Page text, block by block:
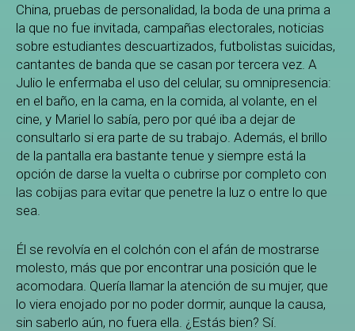
China, pruebas de personalidad, la boda de una prima a
la que no fue invitada, campañas electorales, noticias
sobre estudiantes descuartizados, futbolistas suicidas,
cantantes de banda que se casan por tercera vez. A
Julio le enfermaba el uso del celular, su omnipresencia:
en el baño, en la cama, en la comida, al volante, en el
cine, y Mariel lo sabía, pero por qué iba a dejar de
consultarlo si era parte de su trabajo. Además, el brillo
de la pantalla era bastante tenue y siempre está la
opción de darse la vuelta o cubrirse por completo con
las cobijas para evitar que penetre la luz o entre lo que
sea.
Él se revolvía en el colchón con el afán de mostrarse
molesto, más que por encontrar una posición que le
acomodara. Quería llamar la atención de su mujer, que
lo viera enojado por no poder dormir, aunque la causa,
sin saberlo aún, no fuera ella. ¿Estás bien? Sí.